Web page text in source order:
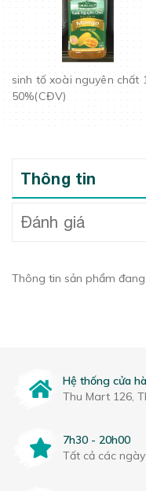
sinh tố xoài nguyên chất
50%(CĐV)
Thông tin
Đánh giá
Thông tin sản phẩm
Hệ thống cửa
Thu Mart 126,
7h30 - 20h00
Tất cả các